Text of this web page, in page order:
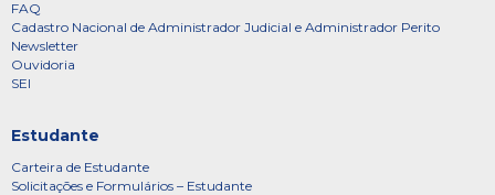
FAQ
Cadastro Nacional de Administrador Judicial e Administrador Perito
Newsletter
Ouvidoria
SEI
Estudante
Carteira de Estudante
Solicitações e Formulários – Estudante